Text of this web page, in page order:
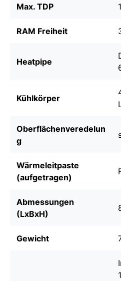
Max. TDP
RAM Freiheit
Heatpipe
Kühlkörper
Oberflächenveredelun
g
Wärmeleitpaste
(aufgetragen)
Abmessungen
(LxBxH)
Gewicht